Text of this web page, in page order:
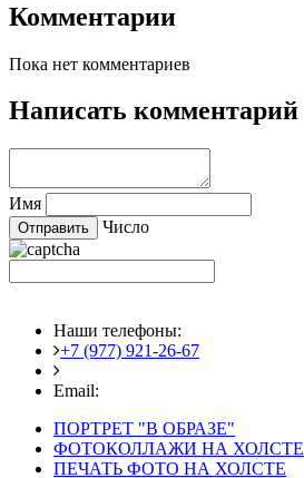
Комментарии
Пока нет комментариев
Написать комментарий
Имя
Число
Наши телефоны:
+7 (977) 921-26-67
Email:
ПОРТРЕТ "В ОБРАЗЕ"
ФОТОКОЛЛАЖИ НА ХОЛСТЕ
ПЕЧАТЬ ФОТО НА ХОЛСТЕ